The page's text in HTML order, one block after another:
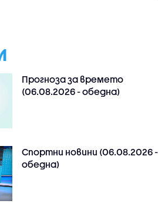
Прогноза за времето
(06.08.2026 - обедна)
Спортни новини (06.08.2026 -
обедна)